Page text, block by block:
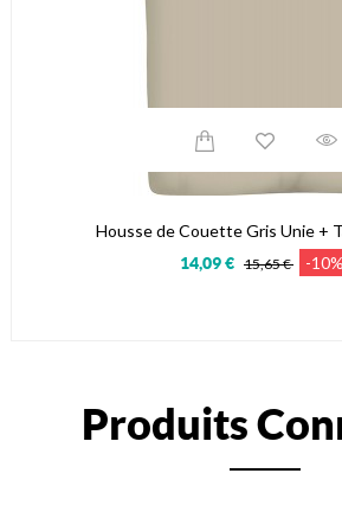
Housse de Couette Gris Unie +
14,09 € 15,65 € -10%
Produits